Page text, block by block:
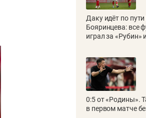
Даку идёт по
Бояринцева: все
играл за «Рубин»
0:5 от «Родины».
в первом матче